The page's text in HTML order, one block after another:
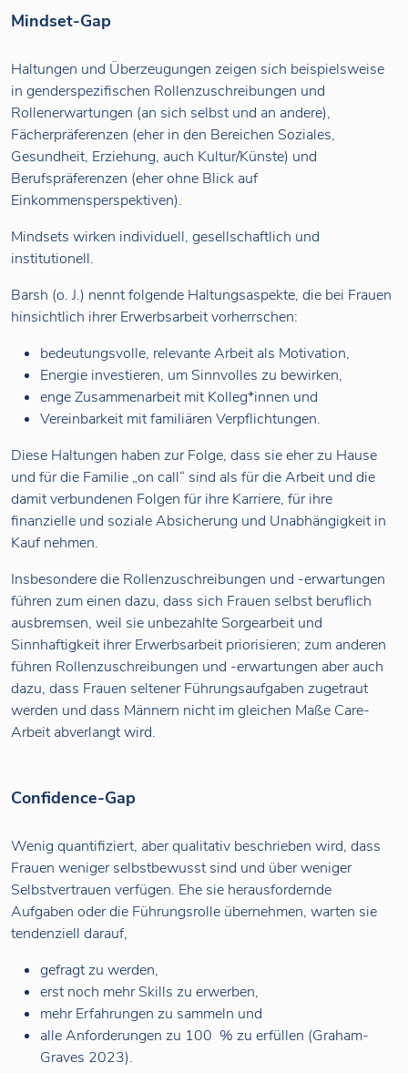
Mindset-Gap
Haltungen und Überzeugungen zeigen sich beispielsweise
in genderspezifischen Rollenzuschreibungen und
Rollenerwartungen (an sich selbst und an andere),
Fächerpräferenzen (eher in den Bereichen Soziales,
Gesundheit, Erziehung, auch Kultur/Künste) und
Berufspräferenzen (eher ohne Blick auf
Einkommensperspektiven).
Mindsets wirken individuell, gesellschaftlich und
institutionell.
Barsh (o. J.) nennt folgende Haltungsaspekte, die bei Frauen
hinsichtlich ihrer Erwerbsarbeit vorherrschen:
bedeutungsvolle, relevante Arbeit als Motivation,
Energie investieren, um Sinnvolles zu bewirken,
enge Zusammenarbeit mit Kolleg*innen und
Vereinbarkeit mit familiären Verpflichtungen.
Diese Haltungen haben zur Folge, dass sie eher zu Hause
und für die Familie „on call“ sind als für die Arbeit und die
damit verbundenen Folgen für ihre Karriere, für ihre
finanzielle und soziale Absicherung und Unabhängigkeit in
Kauf nehmen.
Insbesondere die Rollenzuschreibungen und -erwartungen
führen zum einen dazu, dass sich Frauen selbst beruflich
ausbremsen, weil sie unbezahlte Sorgearbeit und
Sinnhaftigkeit ihrer Erwerbsarbeit priorisieren; zum anderen
führen Rollenzuschreibungen und -erwartungen aber auch
dazu, dass Frauen seltener Führungsaufgaben zugetraut
werden und dass Männern nicht im gleichen Maße Care-
Arbeit abverlangt wird.
Confidence-Gap
Wenig quantifiziert, aber qualitativ beschrieben wird, dass
Frauen weniger selbstbewusst sind und über weniger
Selbstvertrauen verfügen. Ehe sie herausfordernde
Aufgaben oder die Führungsrolle übernehmen, warten sie
tendenziell darauf,
gefragt zu werden,
erst noch mehr Skills zu erwerben,
mehr Erfahrungen zu sammeln und
alle Anforderungen zu 100 % zu erfüllen (Graham-
Graves 2023).